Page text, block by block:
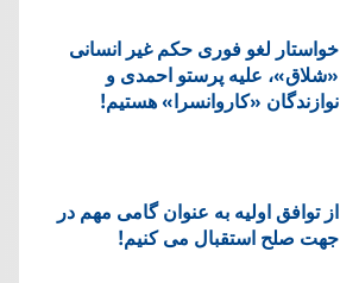
خواستار لغو فوری حکم غیر انسانی
«شلاق»، علیه پرستو احمدی و
نوازندگان «کاروانسرا» هستیم!
از توافق اولیه به عنوان گامی مهم در
جهت صلح استقبال می کنیم!